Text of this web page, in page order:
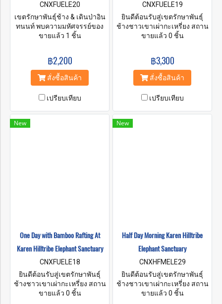
CNXFUELE20
เขตรักษาพันธุ์ช้าง & เดินป่าอิน
ทนนท์ พบความมหัศจรรย์ของ
ช้าง Green Elephant
น่าทึ่งของเราและได้รับความรู้
เกี่ยวกับกิจวัตรประจำวันและ
พฤติกรรมของพวกมัน สัมผัส
ธรรมชาติ สถานที่ที่ปลอดภัย
และสิ่งแวดล้อมที่ยั่งยืนซึ่งราย
ล้อมไปด้วยทิวทัศน์ป่าเขาอัน
สวยงามที่ช้างจะเดินไปมาได้
ขายแล้ว 1 ชิ้น
฿2,200
สั่งซื้อสินค้า
เปรียบเทียบ
CNXFUELE19
ยินดีต้อนรับสู่เขตรักษาพันธุ์
ช้างชาวเขาเผ่ากะเหรี่ยง สถาน
ปฏิบัติธรรมของเราตั้งอยู่ที่
ร้อยปีที่ชาวกะเหรี่ยงอาศัยและ
ทำงานกับช้างในประเทศไทย
เราต้องการแบ่งปันความรักและ
เหล่านี้กับคุณ และในขณะ
เดียวกันก็ช่วยปกป้องสายพันธุ์ที่
ใกล้สูญพันธุ์นี้ ที่ศูนย์อนุรักษ์
ของเรา คุณจะมีโอกาสป้อน
ขายแล้ว 0 ชิ้น
฿3,300
สั่งซื้อสินค้า
เปรียบเทียบ
New
One Day with Bamboo Rafting At
Karen Hilltribe Elephant Sanctuary
CNXFUELE18
ยินดีต้อนรับสู่เขตรักษาพันธุ์
ช้างชาวเขาเผ่ากะเหรี่ยง สถาน
ปฏิบัติธรรมของเราตั้งอยู่ที่
ขายแล้ว 0 ชิ้น
New
Half Day Morning Karen Hilltribe
Elephant Sanctuary
CNXHFMELE29
ยินดีต้อนรับสู่เขตรักษาพันธุ์
ช้างชาวเขาเผ่ากะเหรี่ยง สถาน
ที่ของเราตั้งอยู่ที่หมู่บ้านสบวิน
ขายแล้ว 0 ชิ้น